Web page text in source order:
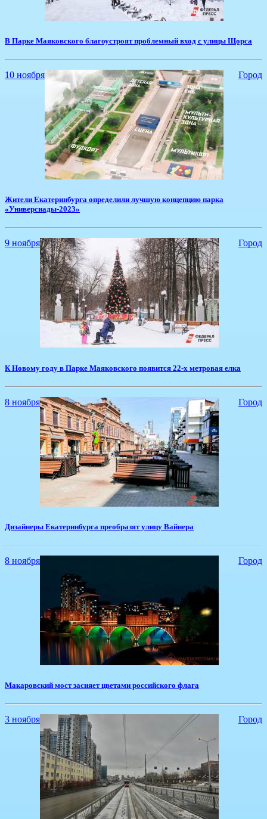
​В Парке Маяковского благоустроят проблемный вход с улицы Щорса
10 ноября Город
Жители Екатеринбурга определили лучшую концепцию парка
«Универсиады-2023»
9 ноября Город
К Новому году в Парке Маяковского появится 22-х метровая елка
8 ноября Город
Дизайнеры Екатеринбурга преобразят улицу Вайнера
8 ноября Город
Макаровский мост засияет цветами российского флага
3 ноября Город